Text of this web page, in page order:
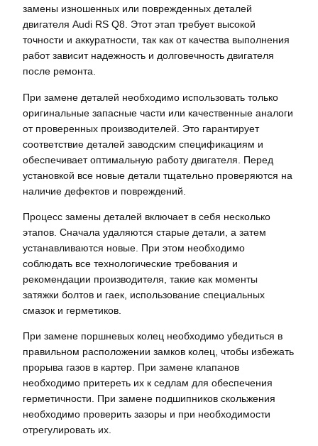
замены изношенных или поврежденных деталей
двигателя Audi RS Q8. Этот этап требует высокой
точности и аккуратности, так как от качества выполнения
работ зависит надежность и долговечность двигателя
после ремонта.
При замене деталей необходимо использовать только
оригинальные запасные части или качественные аналоги
от проверенных производителей. Это гарантирует
соответствие деталей заводским спецификациям и
обеспечивает оптимальную работу двигателя. Перед
установкой все новые детали тщательно проверяются на
наличие дефектов и повреждений.
Процесс замены деталей включает в себя несколько
этапов. Сначала удаляются старые детали, а затем
устанавливаются новые. При этом необходимо
соблюдать все технологические требования и
рекомендации производителя, такие как моменты
затяжки болтов и гаек, использование специальных
смазок и герметиков.
При замене поршневых колец необходимо убедиться в
правильном расположении замков колец, чтобы избежать
прорыва газов в картер. При замене клапанов
необходимо притереть их к седлам для обеспечения
герметичности. При замене подшипников скольжения
необходимо проверить зазоры и при необходимости
отрегулировать их.